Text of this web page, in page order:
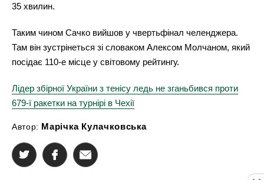
35 хвилин.
Таким чином Сачко вийшов у чвертьфінал челенджера.
Там він зустрінеться зі словаком Алексом Молчаном, який
посідає 110-е місце у світовому рейтингу.
Лідер збірної України з тенісу ледь не зганьбився проти
679-ї ракетки на турнірі в Чехії
Автор: Марічка Кулачковська